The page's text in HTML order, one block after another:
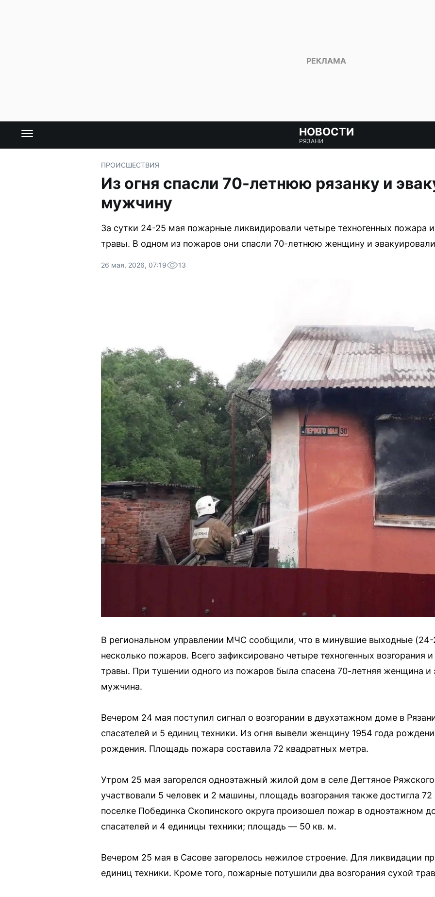
НОВОСТИ
РЯЗАНИ
ПРОИСШЕСТВИЯ
Из огня спасли 70-летнюю рязанку и
мужчину
За сутки 24-25 мая пожарные ликвидировали четыре техногенных пожара и
травы. В одном из пожаров они спасли 70-летнюю женщину и
26 мая, 2026, 07:19 13
В региональном управлении МЧС сообщили, что в минувшие выходные
несколько пожаров. Всего зафиксировано четыре техногенных возгорания
травы. При тушении одного из пожаров была спасена 70-летняя женщина и
мужчина.
Вечером 24 мая поступил сигнал о возгорании в двухэтажном доме в
спасателей и 5 единиц техники. Из огня вывели женщину 1954 года
рождения. Площадь пожара составила 72 квадратных метра.
Утром 25 мая загорелся одноэтажный жилой дом в селе Дегтяное
участвовали 5 человек и 2 машины, площадь возгорания также достигла
поселке Побединка Скопинского округа произошел пожар в одноэтажном
спасателей и 4 единицы техники; площадь — 50 кв. м.
Вечером 25 мая в Сасове загорелось нежилое строение. Для ликвидации
единиц техники. Кроме того, пожарные потушили два возгорания сухой